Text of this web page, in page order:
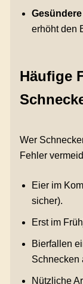
erhöht den
Häufige
Wer
Fehler
Eier im
sicher).
Erst im
Bierfallen
Schnecken
Nützliche